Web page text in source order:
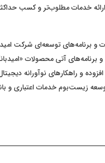
خدمات مطلوب‌تر و کسب
و برنامه‌های توسعه‌ای شرکت
برنامه‌های آتی محصولات
افزوده و راهکارهای نوآورانه
زیست‌بوم خدمات اعتباری و